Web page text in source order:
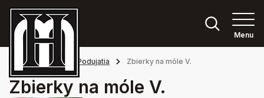
Menu
Hlavná stránka Podujatia Zbierky na móle V.
Zbierky na móle V.